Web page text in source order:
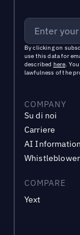
By clicking on
use this data for
described here.
lawfulness of the
COMPANY
Su di noi
Carriere
AI Information
Whistleblower
COMPARE
Yext